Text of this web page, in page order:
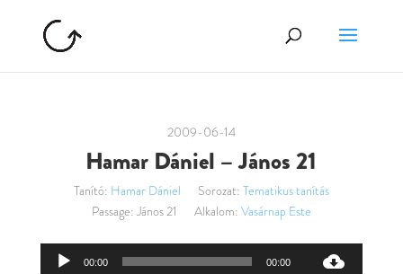
2009-06-14
Hamar Dániel – János 21
Tanító: Hamar Dániel Sorozat: Tematikus tanítás
Passage: János 21 Alkalom: Vasárnap Este
Audió
00:00 00:00